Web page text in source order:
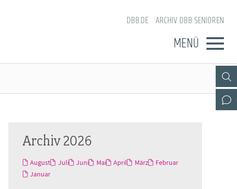
DBB.DE ARCHIV DBB SENIOREN
MENÜ
Archiv 2026
August Juli Juni Mai April März
Februar
Januar